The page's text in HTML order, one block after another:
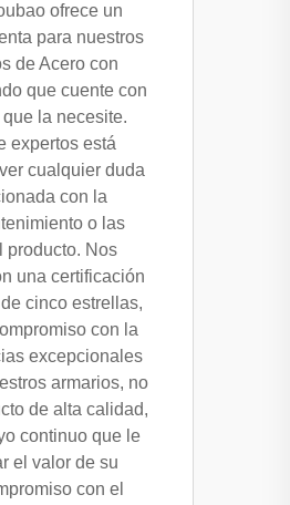
ofrece un
para nuestros
de Acero con
que cuente con
la necesite.
expertos está
cualquier duda
con la
o las
producto. Nos
una certificación
cinco estrellas,
con la
excepcionales
armarios, no
de alta calidad,
continuo que le
el valor de su
con el